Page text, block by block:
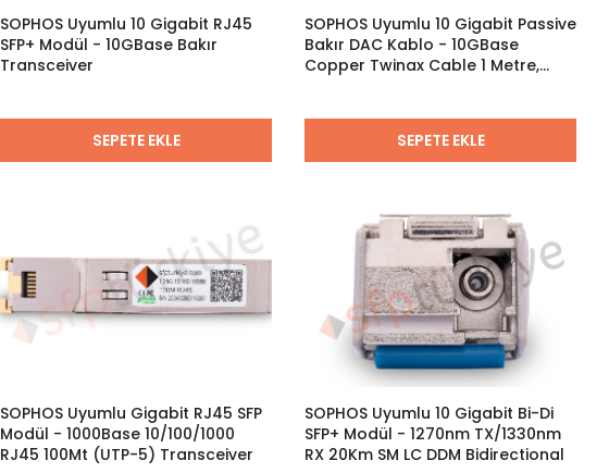
SOPHOS Uyumlu 10 Gigabit RJ45
SFP+ Modül - 10GBase Bakır
Transceiver
SEPETE EKLE
SOPHOS Uyumlu 10 Gigabit Passive
Bakır DAC Kablo - 10GBase
Copper Twinax Cable 1 Metre,
SEPETE EKLE
SOPHOS Uyumlu Gigabit RJ45 SFP
Modül - 1000Base 10/100/1000
RJ45 100Mt (UTP-5) Transceiver
SOPHOS Uyumlu 10 Gigabit Bi-Di
SFP+ Modül - 1270nm TX/1330nm
RX 20Km SM LC DDM Bidirectional